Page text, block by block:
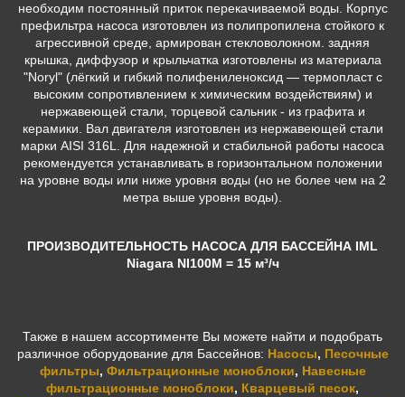
необходим постоянный приток перекачиваемой воды. Корпус
префильтра насоса изготовлен из полипропилена стойкого к
агрессивной среде, армирован стекловолокном. задняя
крышка, диффузор и крыльчатка изготовлены из материала
"Noryl" (лёгкий и гибкий полифениленоксид — термопласт с
высоким сопротивлением к химическим воздействиям) и
нержавеющей стали, торцевой сальник - из графита и
керамики. Вал двигателя изготовлен из нержавеющей стали
марки AISI 316L. Для надежной и стабильной работы насоса
рекомендуется устанавливать в горизонтальном положении
на уровне воды или ниже уровня воды (но не более чем на 2
метра выше уровня воды).
ПРОИЗВОДИТЕЛЬНОСТЬ НАСОСА ДЛЯ БАССЕЙНА IML
Niagara NI100M = 15 м³/ч
Также в нашем ассортименте Вы можете найти и подобрать
различное оборудование для Бассейнов: Насосы, Песочные
фильтры, Фильтрационные моноблоки, Навесные
фильтрационные моноблоки, Кварцевый песок,